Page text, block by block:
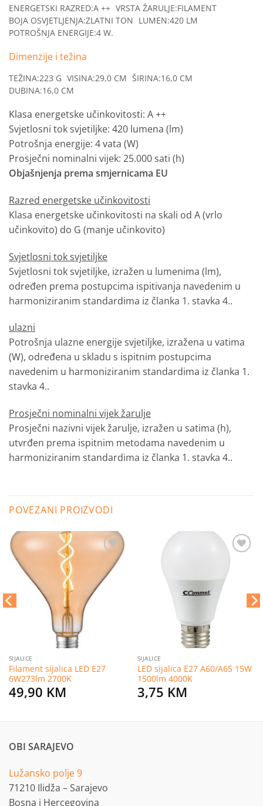
ENERGETSKI RAZRED:A ++ VRSTA ŽARULJE:FILAMENT
BOJA OSVJETLJENJA:ZLATNI TON LUMEN:420 LM
POTROŠNJA ENERGIJE:4 W.
Dimenzije i težina
TEŽINA:223 G VISINA:29,0 CM ŠIRINA:16,0 CM
DUBINA:16,0 CM
Klasa energetske učinkovitosti: A ++
Svjetlosni tok svjetiljke: 420 lumena (lm)
Potrošnja energije: 4 vata (W)
Prosječni nominalni vijek: 25.000 sati (h)
Objašnjenja prema smjernicama EU
Razred energetske učinkovitosti
Klasa energetske učinkovitosti na skali od A (vrlo
učinkovito) do G (manje učinkovito)
Svjetlosni tok svjetiljke
Svjetlosni tok svjetiljke, izražen u lumenima (lm),
određen prema postupcima ispitivanja navedenim u
harmoniziranim standardima iz članka 1. stavka 4..
ulazni
Potrošnja ulazne energije svjetiljke, izražena u vatima
(W), određena u skladu s ispitnim postupcima
navedenim u harmoniziranim standardima iz članka 1.
stavka 4..
Prosječni nominalni vijek žarulje
Prosječni nazivni vijek žarulje, izražen u satima (h),
utvrđen prema ispitnim metodama navedenim u
harmoniziranim standardima iz članka 1. stavka 4..
POVEZANI PROIZVODI
Dodaj
na
listu
želja
SIJALICE
Filament sijalica LED E27
6W273lm 2700K
49,90 KM
SIJALICE
LED sijalica E27 A60/A65 15W
1500lm 4000K
3,75 KM
OBI SARAJEVO
Lužansko polje 9
71210 Ilidža – Sarajevo
Bosna i Hercegovina